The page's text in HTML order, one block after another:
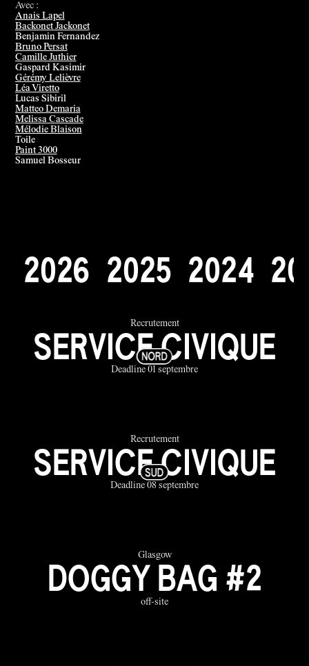
Avec :
Anais Lapel
Backonet Jackonet
Benjamin Fernandez
Bruno Persat
Camille Juthier
Gaspard Kasimir
Gérémy Lelièvre
Léa Viretto
Lucas Sibiril
Matteo Demaria
Melissa Cascade
Mélodie Blaison
Toile
Paint 3000
Samuel Bosseur
2026 2025 2024 20
Recrutement
SERVICE CIVIQUE
Deadline 01 septembre
Recrutement
SERVICE CIVIQUE
Deadline 08 septembre
Glasgow
DOGGY BAG #2
off-site